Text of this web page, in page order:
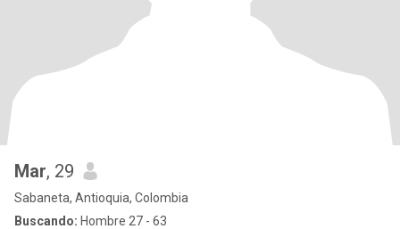
Mar, 29
Sabaneta, Antioquia, Colombia
Buscando: Hombre 27 - 63